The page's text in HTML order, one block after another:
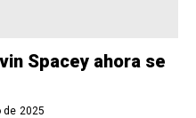
Spacey ahora se
de 2025